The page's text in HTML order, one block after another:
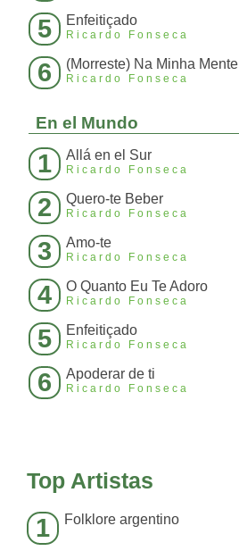
5 Enfeitiçado
Ricardo Fonseca
6 (Morreste) Na Minha Mente
Ricardo Fonseca
En el Mundo
1 Allá en el Sur
Ricardo Fonseca
2 Quero-te Beber
Ricardo Fonseca
3 Amo-te
Ricardo Fonseca
4 O Quanto Eu Te Adoro
Ricardo Fonseca
5 Enfeitiçado
Ricardo Fonseca
6 Apoderar de ti
Ricardo Fonseca
Top Artistas
1 Folklore argentino